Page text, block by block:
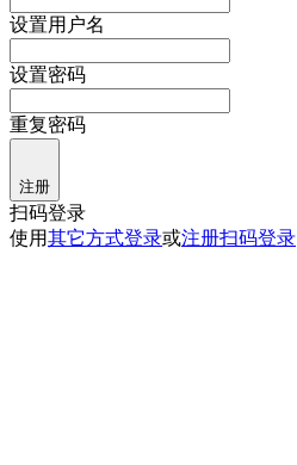
设置用户名
设置密码
重复密码
注册
扫码登录
使用其它方式登录或注册扫码登录